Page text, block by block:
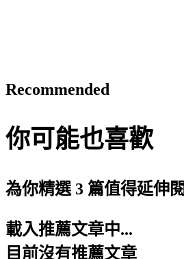
Recommended
你可能也喜歡
為你精選 3 篇值得延伸
載入推薦文章中...
目前沒有推薦文章